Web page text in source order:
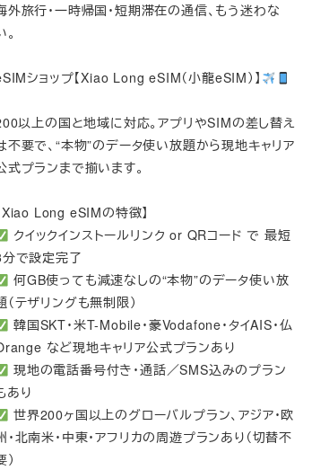
外旅行・一時帰国・短期滞在の通信、もう迷わな
。
ショップ【Xiao Long eSIM（小龍eSIM）】
以上の国と地域に対応。アプリやSIMの差し替え
不要で、“本物”のデータ使い放題から現地キャリア
式プランまで揃います。
Xiao Long eSIMの特徴】
クイックインストールリンク or QRコード で 最短
で設定完了
何GB使っても減速なしの“本物”のデータ使い放
（テザリングも無制限）
韓国SKT・米T-Mobile・豪Vodafone・タイAIS・仏
など現地キャリア公式プランあり
現地の電話番号付き・通話／SMS込みのプラン
あり
世界200ヶ国以上のグローバルプラン、アジア・欧
・北南米・中東・アフリカの周遊プランあり（切替不
）